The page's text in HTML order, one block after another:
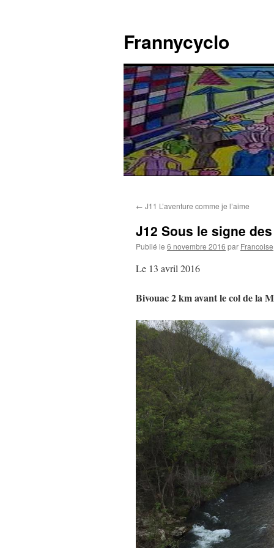
contenu
Frannycyclo
← J11 L’aventure comme je l’aime
J12 Sous le signe
Publié le 6 novembre 2016 par Francoise
Le 13 avril 2016
Bivouac 2 km avant le col de la